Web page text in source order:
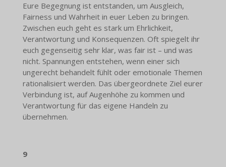
Eure Begegnung ist entstanden, um Ausgleich,
Fairness und Wahrheit in euer Leben zu bringen.
Zwischen euch geht es stark um Ehrlichkeit,
Verantwortung und Konsequenzen. Oft spiegelt ihr
euch gegenseitig sehr klar, was fair ist – und was
nicht. Spannungen entstehen, wenn einer sich
ungerecht behandelt fühlt oder emotionale Themen
rationalisiert werden. Das übergeordnete Ziel eurer
Verbindung ist, auf Augenhöhe zu kommen und
Verantwortung für das eigene Handeln zu
übernehmen.
9